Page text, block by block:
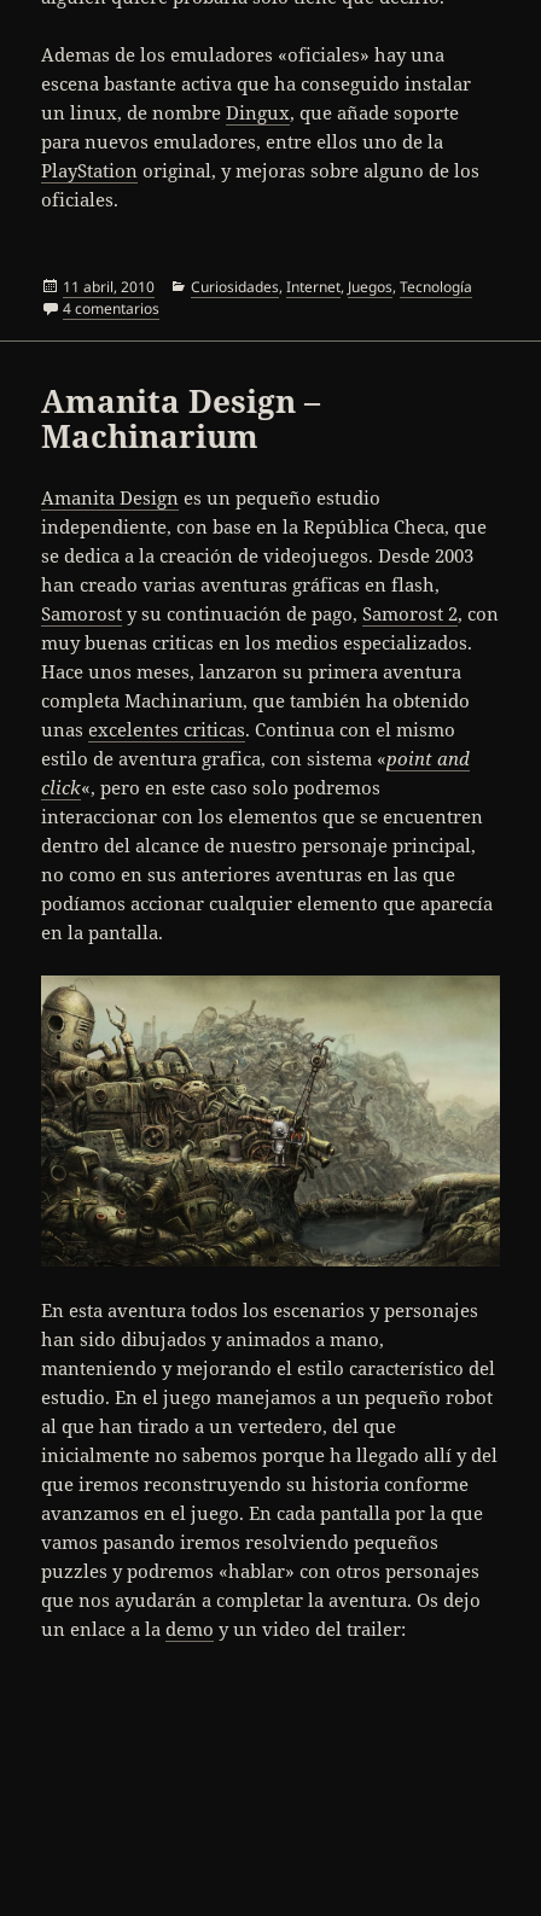
Ademas de los emuladores «oficiales» hay una
escena bastante activa que ha conseguido instalar
un linux, de nombreDingux, que añade soporte
para nuevos emuladores, entre ellos uno de la
PlayStation original, y mejoras sobre alguno de los
oficiales.
Publicado
el
11 abril, 2010 Categorías
Curiosidades,Internet, Juegos,Tecnología
4 comentariosen Dingoo A320
Amanita Design –
Machinarium
Amanita Design es un pequeño estudio
independiente, con base en la República Checa, que
se dedica a la creación de videojuegos. Desde 2003
han creado varias aventuras gráficas en flash,
Samorost y su continuación de pago,Samorost 2, con
muy buenas criticas en los medios especializados.
Hace unos meses, lanzaron su primera aventura
completa Machinarium, que también ha obtenido
unasexcelentes criticas. Continua con el mismo
estilo de aventura grafica, con sistema «point and
click«, pero en este caso solo podremos
interaccionar con los elementos que se encuentren
dentro del alcance de nuestro personaje principal,
no como en sus anteriores aventuras en las que
podíamos accionar cualquier elemento que aparecía
en la pantalla.
En esta aventura todos los escenarios y personajes
han sido dibujados y animados a mano,
manteniendo y mejorando el estilo característico del
estudio. En el juego manejamos a un pequeño robot
al que han tirado a un vertedero, del que
inicialmente no sabemos porque ha llegado allí y del
que iremos reconstruyendo su historia conforme
avanzamos en el juego. En cada pantalla por la que
vamos pasando iremos resolviendo pequeños
puzzles y podremos «hablar» con otros personajes
que nos ayudarán a completar la aventura. Os dejo
un enlace a lademo y un video del trailer: